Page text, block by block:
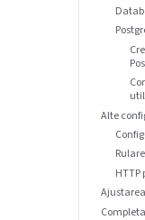
Alte
HTTP